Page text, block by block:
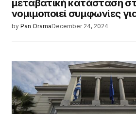
μεταβατική κατάσταση
νομιμοποιεί συμφωνίες
by Pan OramaDecember 24, 2024